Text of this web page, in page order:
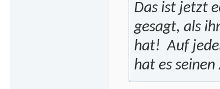
Das ist jetzt
gesagt, als
hat! Auf
hat es